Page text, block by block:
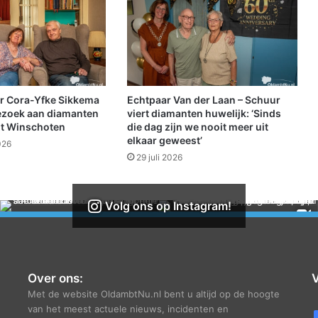
&
V
e
r
b
i
n
d
i
:
"
k
h
Cora-Yfke Sikkema
aan diamanten
Winschoten
Echtpaar Van der Laan – Schuur
viert diamanten huwelijk: ‘Sinds
die dag zijn we nooit meer uit
elkaar geweest’
29 juli 2026
Volg ons op Instagram!
Over ons:
Met de website OldambtNu.nl bent u altijd op de hoogte
van het meest actuele nieuws, incidenten en